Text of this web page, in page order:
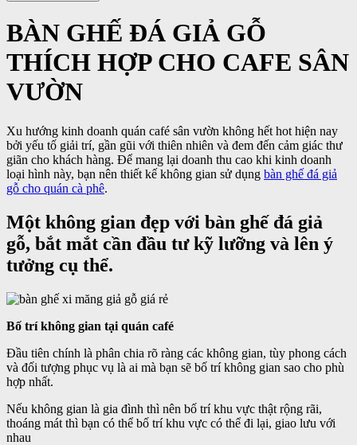
BÀN GHẾ ĐÁ GIẢ GỖ
THÍCH HỢP CHO CAFE SÂN
VƯỜN
Xu hướng kinh doanh quán café sân vườn không hết hot hiện nay
bởi yếu tố giải trí, gần gũi với thiên nhiên và đem đến cảm giác thư
giãn cho khách hàng. Để mang lại doanh thu cao khi kinh doanh
loại hình này, bạn nên thiết kế không gian sử dụng bàn ghế đá giả
gỗ cho quán cà phê.
Một không gian đẹp với bàn ghế đá giả
gỗ, bắt mắt cần đầu tư kỹ lưỡng và lên ý
tưởng cụ thể.
Bố trí không gian tại quán café
Đầu tiên chính là phân chia rõ ràng các không gian, tùy phong cách
và đối tượng phục vụ là ai mà bạn sẽ bố trí không gian sao cho phù
hợp nhất.
Nếu không gian là gia đình thì nên bố trí khu vực thật rộng rãi,
thoáng mát thì bạn có thể bố trí khu vực có thể đi lại, giao lưu với
nhau